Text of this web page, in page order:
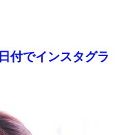
付でインスタグラ